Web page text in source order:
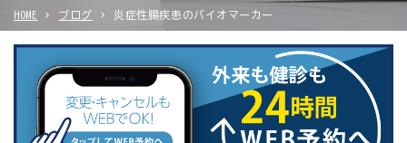
HOME ブログ 炎症性腸疾患のバイオマーカー